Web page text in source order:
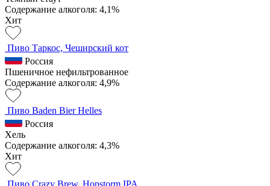
Содержание алкоголя: 4,1%
Хит
Пиво Таркос, Чеширский кот
Россия
Пшеничное нефильтрованное
Содержание алкоголя: 4,9%
Пиво Baden Bier Helles
Россия
Хель
Содержание алкоголя: 4,3%
Хит
Пиво Crazy Brew, Hopstorm IPA